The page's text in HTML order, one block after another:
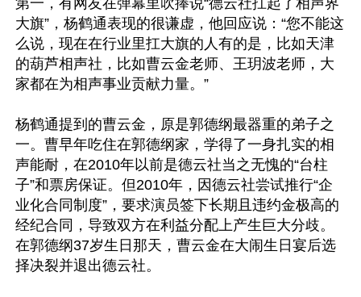
第一，有网友在弹幕里吹捧说“德云社扛起了相声界
大旗”，杨鹤通表现的很谦虚，他回应说：“您不能这
么说，现在在行业里扛大旗的人有的是，比如天津
的葫芦相声社，比如曹云金老师、王玥波老师，大
家都在为相声事业贡献力量。”
杨鹤通提到的曹云金，原是郭德纲最器重的弟子之
一。曹早年吃住在郭德纲家，学得了一身扎实的相
声能耐，在2010年以前是德云社当之无愧的“台柱
子”和票房保证。但2010年，因德云社尝试推行“企
业化合同制度”，要求演员签下长期且违约金极高的
经纪合同，导致双方在利益分配上产生巨大分歧。
在郭德纲37岁生日那天，曹云金在大闹生日宴后选
择决裂并退出德云社。